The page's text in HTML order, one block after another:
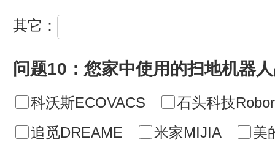
其它：
问题10：您家中使用的扫地机器
科沃斯ECOVACS
石头科技
追觅DREAME
米家MIJIA 美